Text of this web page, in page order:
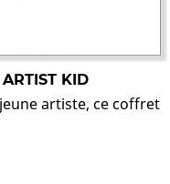
KID
artiste, ce coffret